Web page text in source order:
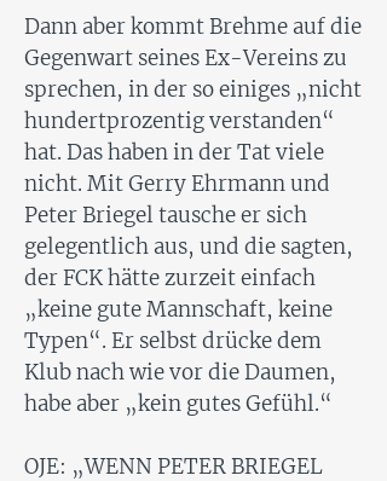
Dann aber kommt Brehme auf die
Gegenwart seines Ex-Vereins zu
sprechen, in der so einiges „nicht
hundertprozentig verstanden“
hat. Das haben in der Tat viele
nicht. Mit Gerry Ehrmann und
Peter Briegel tausche er sich
gelegentlich aus, und die sagten,
der FCK hätte zurzeit einfach
„keine gute Mannschaft, keine
Typen“. Er selbst drücke dem
Klub nach wie vor die Daumen,
habe aber „kein gutes Gefühl.“
OJE: „WENN PETER BRIEGEL